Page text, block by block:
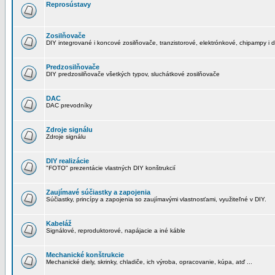
Reprosústavy
Zosilňovače
DIY integrované i koncové zosilňovače, tranzistorové, elektrónkové, chipampy i
Predzosilňovače
DIY predzosilňovače všetkých typov, sluchátkové zosilňovače
DAC
DAC prevodníky
Zdroje signálu
Zdroje signálu
DIY realizácie
"FOTO" prezentácie vlastných DIY konštrukcií
Zaujímavé súčiastky a zapojenia
Súčiastky, princípy a zapojenia so zaujímavými vlastnosťami, využiteľné v DIY.
Kabeláž
Signálové, reproduktorové, napájacie a iné káble
Mechanické konštrukcie
Mechanické diely, skrinky, chladiče, ich výroba, opracovanie, kúpa, atď ...